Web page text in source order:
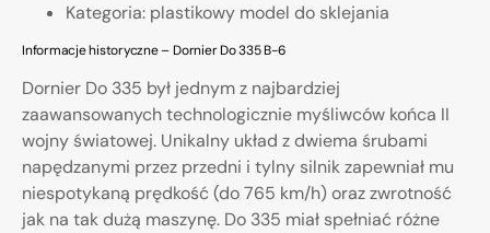
Kategoria: plastikowy model do sklejania
Informacje historyczne – Dornier Do 335 B-6
Dornier Do 335 był jednym z najbardziej
zaawansowanych technologicznie myśliwców końca II
wojny światowej. Unikalny układ z dwiema śrubami
napędzanymi przez przedni i tylny silnik zapewniał mu
niespotykaną prędkość (do 765 km/h) oraz zwrotność
jak na tak dużą maszynę. Do 335 miał spełniać różne